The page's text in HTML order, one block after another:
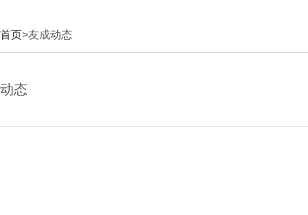
首页>友成动态
动态